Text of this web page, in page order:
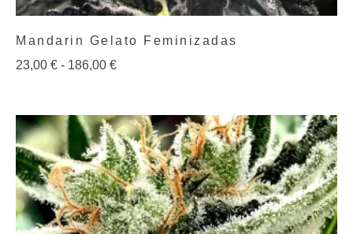
Mandarin Gelato Feminizadas
23,00 € - 186,00 €